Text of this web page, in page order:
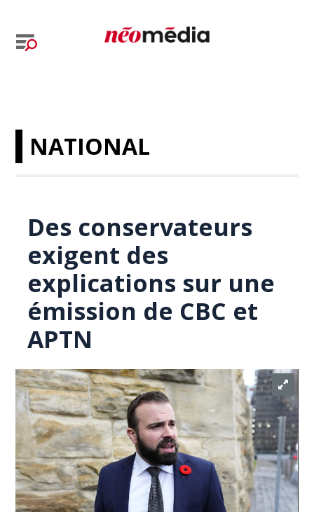
NATIONAL
Des conservateurs
exigent des
explications sur une
émission de CBC et
APTN